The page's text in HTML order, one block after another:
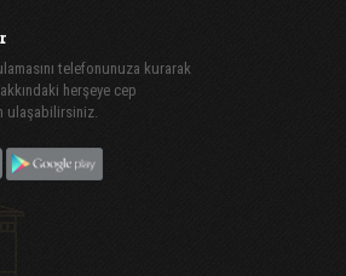
telefonunuza kurarak
herşeye cep
ulaşabilirsiniz.